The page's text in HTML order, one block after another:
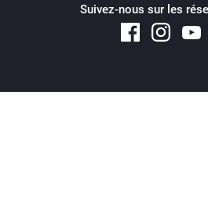
Suivez-nous sur les